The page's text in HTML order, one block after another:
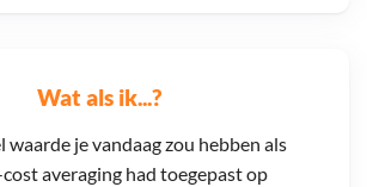
Wat als ik...?
waarde je vandaag zou hebben als
averaging had toegepast op